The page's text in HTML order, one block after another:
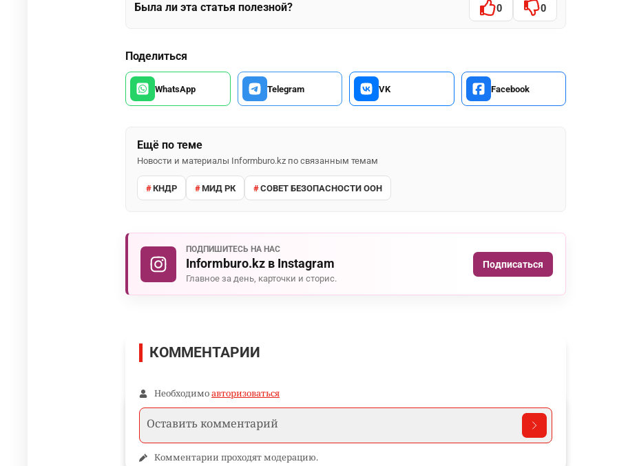
Была ли эта статья полезной? 0 0
Поделиться
WhatsApp Telegram VK Facebook
Ещё по теме
Новости и материалы Informburo.kz по связанным темам
КНДР МИД РК СОВЕТ БЕЗОПАСНОСТИ ООН
ПОДПИШИТЕСЬ НА НАС
Informburo.kz в Instagram
Главное за день, карточки и сторис.
Подписаться
КОММЕНТАРИИ
Необходимоавторизоваться
Комментарии проходят модерацию.